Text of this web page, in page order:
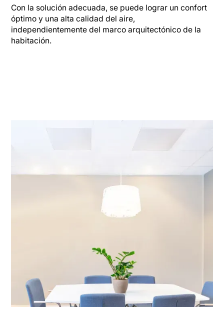
Con la solución adecuada, se puede lograr un confort
óptimo y una alta calidad del aire,
independientemente del marco arquitectónico de la
habitación.